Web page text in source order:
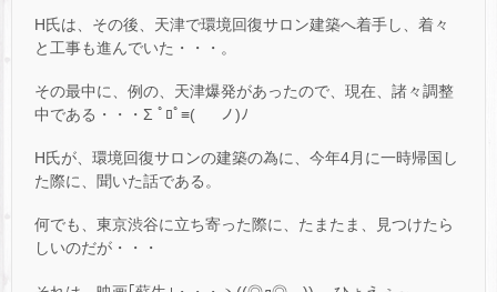
H氏は、その後、天津で環境回復サロン建築へ着手し、着々
と工事も進んでいた・・・。
その最中に、例の、天津爆発があったので、現在、諸々調整
中である・・・Σ ﾟﾛﾟ≡( ノ)ﾉ
H氏が、環境回復サロンの建築の為に、今年4月に一時帰国し
た際に、聞いた話である。
何でも、東京渋谷に立ち寄った際に、たまたま、見つけたら
しいのだが・・・